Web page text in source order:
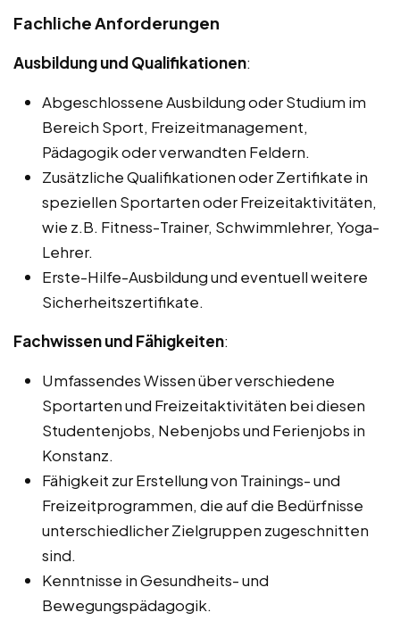
Fachliche Anforderungen
Ausbildung und Qualifikationen:
Abgeschlossene Ausbildung oder Studium im
Bereich Sport, Freizeitmanagement,
Pädagogik oder verwandten Feldern.
Zusätzliche Qualifikationen oder Zertifikate in
speziellen Sportarten oder Freizeitaktivitäten,
wie z.B. Fitness-Trainer, Schwimmlehrer, Yoga-
Lehrer.
Erste-Hilfe-Ausbildung und eventuell weitere
Sicherheitszertifikate.
Fachwissen und Fähigkeiten:
Umfassendes Wissen über verschiedene
Sportarten und Freizeitaktivitäten bei diesen
Studentenjobs, Nebenjobs und Ferienjobs in
Konstanz.
Fähigkeit zur Erstellung von Trainings- und
Freizeitprogrammen, die auf die Bedürfnisse
unterschiedlicher Zielgruppen zugeschnitten
sind.
Kenntnisse in Gesundheits- und
Bewegungspädagogik.